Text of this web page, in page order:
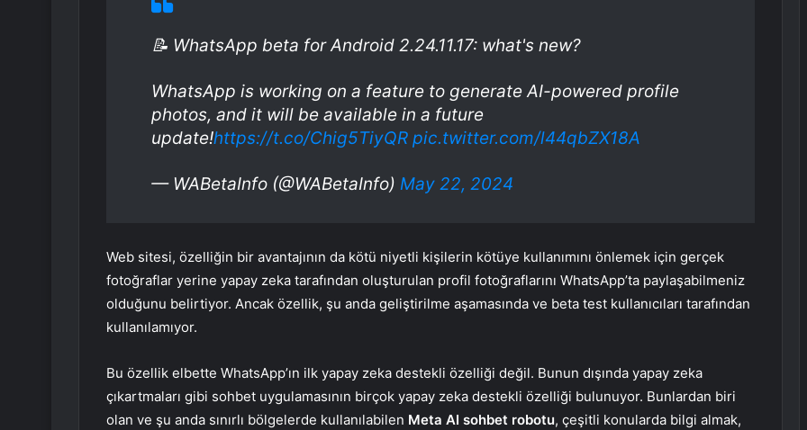
📝 WhatsApp beta for Android 2.24.11.17: what's new?
WhatsApp is working on a feature to generate AI-powered profile
photos, and it will be available in a future
update!https://t.co/Chig5TiyQR pic.twitter.com/l44qbZX18A
— WABetaInfo (@WABetaInfo) May 22, 2024
Web sitesi, özelliğin bir avantajının da kötü niyetli kişilerin kötüye kullanımını önlemek için gerçek
fotoğraflar yerine yapay zeka tarafından oluşturulan profil fotoğraflarını WhatsApp’ta paylaşabilmeniz
olduğunu belirtiyor. Ancak özellik, şu anda geliştirilme aşamasında ve beta test kullanıcıları tarafından
kullanılamıyor.
Bu özellik elbette WhatsApp’ın ilk yapay zeka destekli özelliği değil. Bunun dışında yapay zeka
çıkartmaları gibi sohbet uygulamasının birçok yapay zeka destekli özelliği bulunuyor. Bunlardan biri
olan ve şu anda sınırlı bölgelerde kullanılabilen Meta AI sohbet robotu, çeşitli konularda bilgi almak,